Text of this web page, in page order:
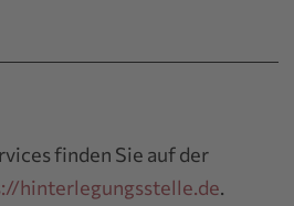
finden Sie auf der
hinterlegungsstelle.de.